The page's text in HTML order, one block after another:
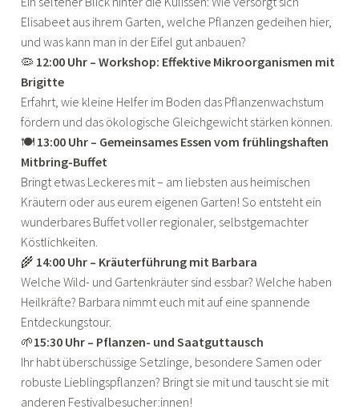
Elisabeet aus ihrem Garten, welche Pflanzen gedeihen hier,
und was kann man in der Eifel gut anbauen?
🦠 12:00 Uhr – Workshop: Effektive Mikroorganismen mit
Brigitte
Erfahrt, wie kleine Helfer im Boden das Pflanzenwachstum
fördern und das ökologische Gleichgewicht stärken können.
🍽 13:00 Uhr – Gemeinsames Essen vom frühlingshaften
Mitbring-Buffet
Bringt etwas Leckeres mit – am liebsten aus heimischen
Kräutern oder aus eurem eigenen Garten! So entsteht ein
wunderbares Buffet voller regionaler, selbstgemachter
Köstlichkeiten.
🌾 14:00 Uhr – Kräuterführung mit Barbara
Welche Wild- und Gartenkräuter sind essbar? Welche haben
Heilkräfte? Barbara nimmt euch mit auf eine spannende
Entdeckungstour.
🌱15:30 Uhr – Pflanzen- und Saatguttausch
Ihr habt überschüssige Setzlinge, besondere Samen oder
robuste Lieblingspflanzen? Bringt sie mit und tauscht sie mit
anderen Festivalbesucher:innen!